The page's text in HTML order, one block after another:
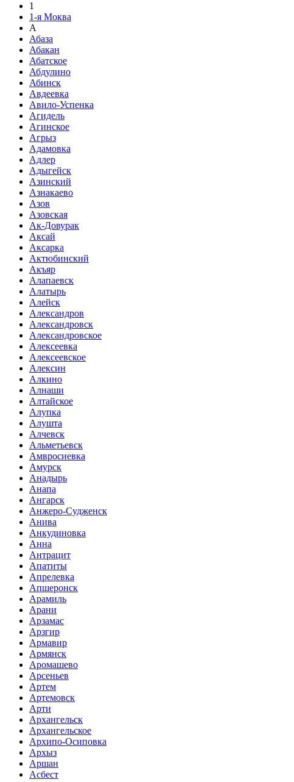
1
1-я Моква
А
Абаза
Абакан
Абатское
Абдулино
Абинск
Авдеевка
Авило-Успенка
Агидель
Агинское
Агрыз
Адамовка
Адлер
Адыгейск
Азинский
Азнакаево
Азов
Азовская
Ак-Довурак
Аксай
Аксарка
Актюбинский
Акъяр
Алапаевск
Алатырь
Алейск
Александров
Александровск
Александровское
Алексеевка
Алексеевское
Алексин
Алкино
Алнаши
Алтайское
Алупка
Алушта
Алчевск
Альметьевск
Амвросиевка
Амурск
Анадырь
Анапа
Ангарск
Анжеро-Судженск
Анива
Анкудиновка
Анна
Антрацит
Апатиты
Апрелевка
Апшеронск
Арамиль
Арани
Арзамас
Арзгир
Армавир
Армянск
Аромашево
Арсеньев
Артем
Артемовск
Арти
Архангельск
Архангельское
Архипо-Осиповка
Архыз
Аршан
Асбест